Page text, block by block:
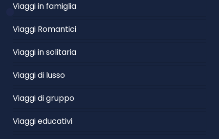
Viaggi in famiglia
Viaggi Romantici
Viaggi in solitaria
Viaggi di lusso
Viaggi di gruppo
Viaggi educativi